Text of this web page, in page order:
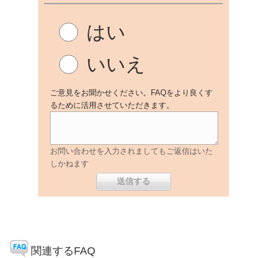
はい
いいえ
ご意見をお聞かせください。FAQをより良くす
るために活用させていただきます。
お問い合わせを入力されましてもご返信はいた
しかねます
関連するFAQ